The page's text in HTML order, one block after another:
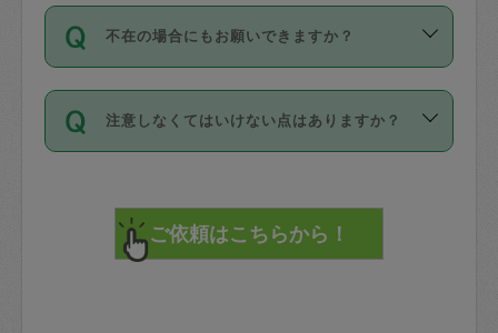
を依頼してください。
参考
【詳細】タスカジさんの登録に際
写真を撮り、
詳細FAQ：
損害賠償保険について教えて
1. 直前キャンセル（定期、スポット契約
共通）
72時間を超える※と、以下のキャンセル
料が発生します。
直前キャンセル料：
72時間前〜24時間前＝依頼料金の50%
「お試し利用」というメニューはありま
せんが、「一回のみ」依頼を活用するこ
とによって、気に入ったタスカジさんを
まず、条件の合う気になるタスカジさ
みてください。
その後、一番気に入ったタスカジさんに
不在の場合にもお願いできますか？
不在の場合の作業はタスカジさんの同意
が必要です。数回の依頼ののち、タスカ
ジさんと依頼者の間で十分な信頼関係が
てください。
不在時に部屋に入るためにタスカジさん
注意しなくてはいけない点はありますか？
で、必ず鍵のかかるロッカーや金庫に入
れて依頼者の責任の元管理するよう心掛
けてください。